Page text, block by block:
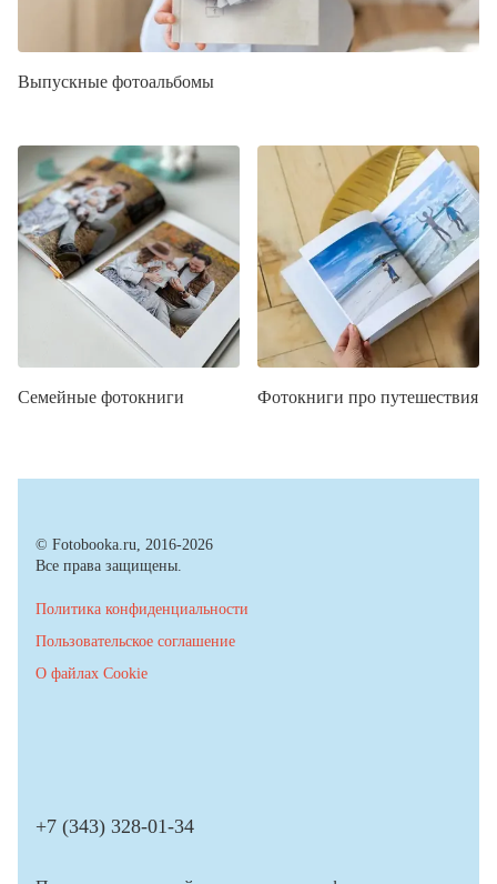
Выпускные фотоальбомы
Семейные фотокниги Фотокниги про путешествия
© Fotobooka.ru, 2016-2026
Все права защищены.
Политика конфиденциальности
Пользовательское соглашение
О файлах Cookie
+7 (343) 328-01-34